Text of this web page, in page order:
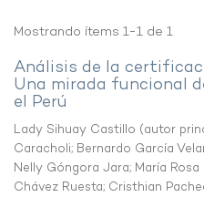
Mostrando ítems 1-1 de 1
Análisis de la
Una mirada funcional
el Perú
Lady Sihuay Castillo (autor
Caracholi; Bernardo García
Nelly Góngora Jara; María
Chávez Ruesta; Cristhian